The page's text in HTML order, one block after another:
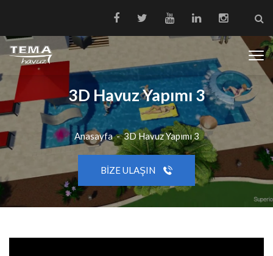
3D Havuz Yapımı 3
Anasayfa - 3D Havuz Yapımı 3
BIZE ULAŞIN